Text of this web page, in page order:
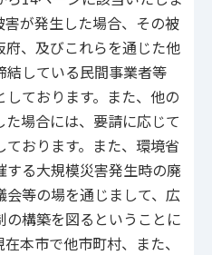
が発生した場合、その被
、及びこれらを通じた他
結している民間事業者等
ております。また、他の
場合には、要請に応じて
おります。また、環境省
る大規模災害発生時の廃
等の場を通じまして、広
構築を図るということに
本市で他市町村、また、